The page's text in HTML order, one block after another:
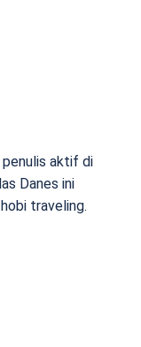
penulis aktif di
Danes ini
traveling.